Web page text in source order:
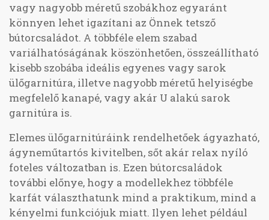
vagy nagyobb méretű szobákhoz egyaránt
könnyen lehet igazítani az Önnek tetsző
bútorcsaládot. A többféle elem szabad
variálhatóságának köszönhetően, összeállítható
kisebb szobába ideális egyenes vagy sarok
ülőgarnitúra, illetve nagyobb méretű helyiségbe
megfelelő kanapé, vagy akár U alakú sarok
garnitúra is.
Elemes ülőgarnitúráink rendelhetőek ágyazható,
ágyneműtartós kivitelben, sőt akár relax nyíló
foteles változatban is. Ezen bútorcsaládok
további előnye, hogy a modellekhez többféle
karfát választhatunk mind a praktikum, mind a
kényelmi funkciójuk miatt. Ilyen lehet például